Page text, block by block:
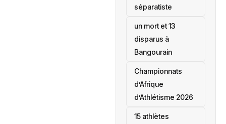
séparatiste
un mort et 13
disparus à
Bangourain
‎Championnats
d’Afrique
d’Athlétisme 2026
15 athlètes